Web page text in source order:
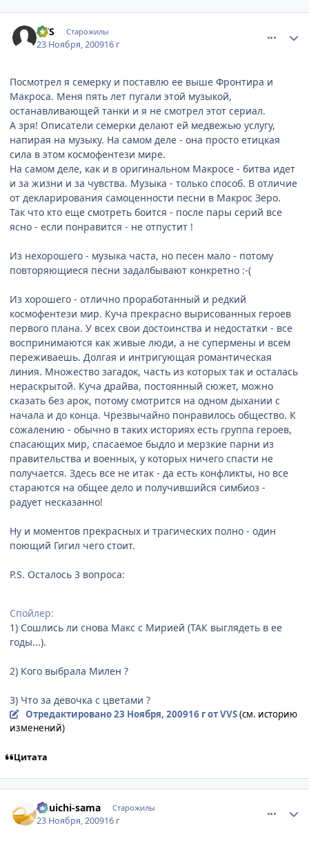
VVS Старожилы
23 Ноября, 200916 г
Посмотрел я семерку и поставлю ее выше Фронтира и
Макроса. Меня пять лет пугали этой музыкой,
останавливающей танки и я не смотрел этот сериал.
А зря! Описатели семерки делают ей медвежью услугу,
напирая на музыку. На самом деле - она просто етицкая
сила в этом космофентези мире.
На самом деле, как и в оригинальном Макросе - битва идет
и за жизни и за чувства. Музыка - только способ. В отличие
от декларирования самоценности песни в Макрос Зеро.
Так что кто еще смотреть боится - после пары серий все
ясно - если понравится - не отпустит !
Из нехорошего - музыка часта, но песен мало - потому
повторяющиеся песни задалбывают конкретно :-(
Из хорошего - отлично проработанный и редкий
космофентези мир. Куча прекрасно вырисованных героев
первого плана. У всех свои достоинства и недостатки - все
воспринимаются как живые люди, а не супермены и всем
переживаешь. Долгая и интригующая романтическая
линия. Множество загадок, часть из которых так и осталась
нераскрытой. Куча драйва, постоянный сюжет, можно
сказать без арок, потому смотрится на одном дыхании с
начала и до конца. Чрезвычайно понравилось общество. К
сожалению - обычно в таких историях есть группа героев,
спасающих мир, спасаемое быдло и мерзкие парни из
правительства и военных, у которых ничего спасти не
получается. Здесь все не итак - да есть конфликты, но все
стараются на общее дело и получившийся симбиоз -
радует несказанно!
Ну и моментов прекрасных и трагических полно - один
поющий Гигил чего стоит.
P.S. Осталось 3 вопроса:
Спойлер:
1) Сошлись ли снова Макс с Мирией (ТАК выглядеть в ее
годы...).
2) Кого выбрала Милен ?
3) Что за девочка с цветами ?
Отредактировано23 Ноября, 200916 гот VVS(см. историю
изменений)
Цитата
Yuuichi-sama Старожилы
23 Ноября, 200916 г